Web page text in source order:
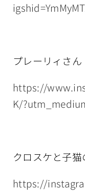
プレーリィさん
https://
K/
クロスケと子
https://